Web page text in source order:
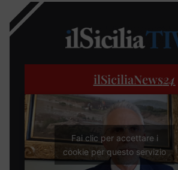
ilSiciliaNews24
Fai clic per accettare i
cookie per questo servizio